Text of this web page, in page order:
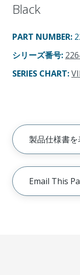
Black
PART NUMBER:
シリーズ番号:
SERIES CHART:
製品仕様書
Email This